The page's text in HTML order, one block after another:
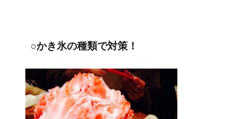
○かき氷の種類で対策！